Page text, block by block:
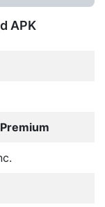
APK